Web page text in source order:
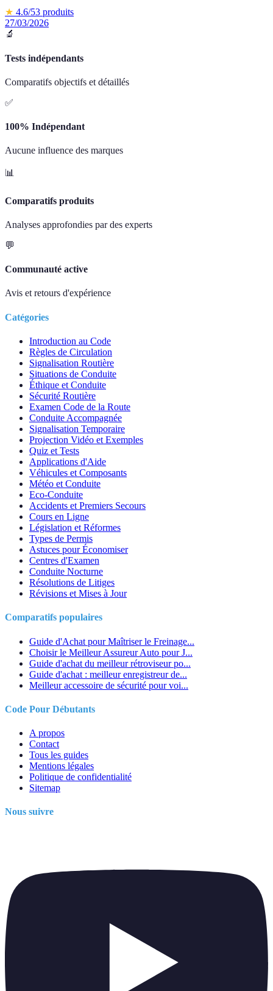
★ 4.6/53 produits
27/03/2026
🔬
Tests indépendants
Comparatifs objectifs et détaillés
✅
100% Indépendant
Aucune influence des marques
📊
Comparatifs produits
Analyses approfondies par des experts
💬
Communauté active
Avis et retours d'expérience
Catégories
Introduction au Code
Règles de Circulation
Signalisation Routière
Situations de Conduite
Éthique et Conduite
Sécurité Routière
Examen Code de la Route
Conduite Accompagnée
Signalisation Temporaire
Projection Vidéo et Exemples
Quiz et Tests
Applications d'Aide
Véhicules et Composants
Météo et Conduite
Eco-Conduite
Accidents et Premiers Secours
Cours en Ligne
Législation et Réformes
Types de Permis
Astuces pour Économiser
Centres d'Examen
Conduite Nocturne
Résolutions de Litiges
Révisions et Mises à Jour
Comparatifs populaires
Guide d'Achat pour Maîtriser le Freinage...
Choisir le Meilleur Assureur Auto pour J...
Guide d'achat du meilleur rétroviseur po...
Guide d'achat : meilleur enregistreur de...
Meilleur accessoire de sécurité pour voi...
Code Pour Débutants
A propos
Contact
Tous les guides
Mentions légales
Politique de confidentialité
Sitemap
Nous suivre